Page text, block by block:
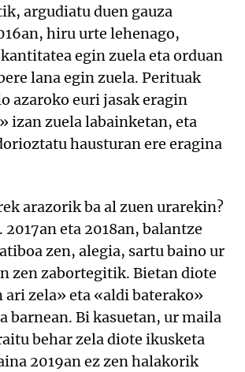
argudiatu duen gauza
hiru urte lehenago,
egin zuela eta orduan
lana egin zuela. Perituak
azaroko euri jasak eragin
izan zuela labainketan, eta
hausturan ere eragina
arazorik ba al zuen urarekin?
eta 2018an, balantze
zen, alegia, sartu baino ur
zen zabortegitik. Bietan diote
ari zela» eta «aldi baterako»
barnean. Bi kasuetan, ur maila
behar zela diote ikusketa
2019an ez zen halakorik